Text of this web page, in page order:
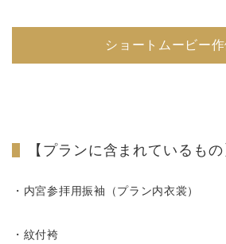
ショートムービー
【プランに含まれているもの
・内宮参拝用振袖（プラン内衣裳）
・紋付袴